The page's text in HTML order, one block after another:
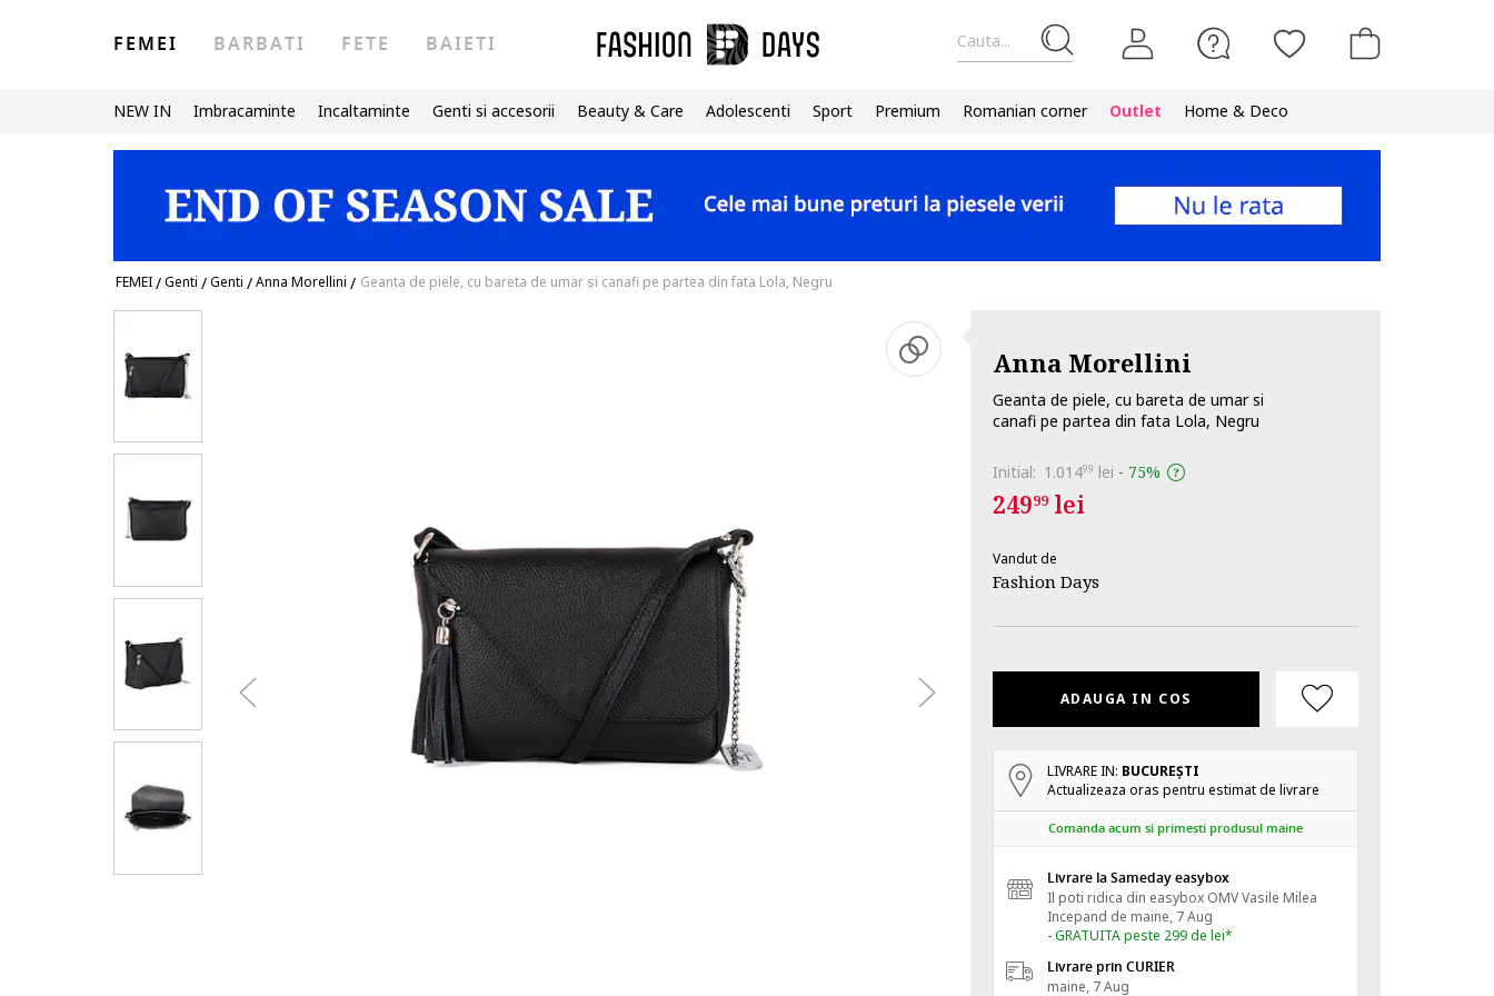
Cauta...
FEMEI BARBATI FETE BAIETI
NEW IN Imbracaminte Incaltaminte Genti si accesorii Beauty & Care Adolescenti Sport Premium Romanian corner Outlet Home & Deco
FEMEI/Genti /Genti /Anna Morellini / Geanta de piele, cu bareta de umar si canafi pe partea din fata Lola, Negru
Anna Morellini
Geanta de piele, cu bareta de umar si
canafi pe partea din fata Lola, Negru
Initial: 1.01499 lei - 75%
24999lei
Vandut de
Fashion Days
ADAUGA IN COS
LIVRARE IN: BUCUREŞTI
Actualizeaza oras pentru estimat de livrare
Comanda acum si primesti produsul maine
Livrare la Sameday easybox
Il poti ridica din easybox OMV Vasile Milea
Incepand de maine, 7 Aug
- GRATUITA peste 299 de lei*
Livrare prin CURIER
maine, 7 Aug